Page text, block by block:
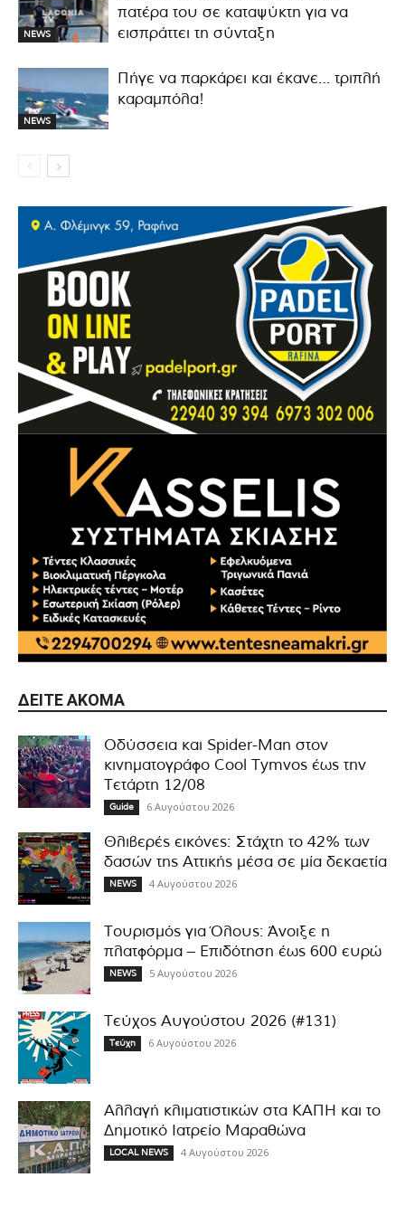
NEWS
πατέρα του σε καταψύκτη για να
εισπράττει τη σύνταξη
NEWS
Πήγε να παρκάρει και έκανε… τριπλή
καραμπόλα!
ΔΕΊΤΕ ΑΚΌΜΑ
Οδύσσεια και Spider-Man στον
κινηματογράφο Cool Tymvos έως την
Τετάρτη 12/08
Guide 6 Αυγούστου 2026
Θλιβερές εικόνες: Στάχτη το 42% των
δασών της Αττικής μέσα σε μία δεκαετία
NEWS 4 Αυγούστου 2026
Τουρισμός για Όλους: Άνοιξε η
πλατφόρμα – Επιδότηση έως 600 ευρώ
NEWS 5 Αυγούστου 2026
Τεύχος Αυγούστου 2026 (#131)
Τεύχη 6 Αυγούστου 2026
Αλλαγή κλιματιστικών στα ΚΑΠΗ και το
Δημοτικό Ιατρείο Μαραθώνα
LOCAL NEWS 4 Αυγούστου 2026